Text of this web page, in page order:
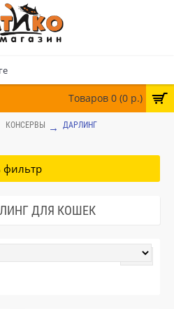
Товаров 0 (0 р.)
КОНСЕРВЫ ДАРЛИНГ
фильтр
ДЛЯ КОШЕК